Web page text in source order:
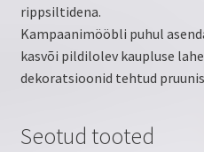
rippsiltidena.
Kampaanimööbli puhul
kasvõi pildilolev kaupluse
dekoratsioonid tehtud
Seotud tooted